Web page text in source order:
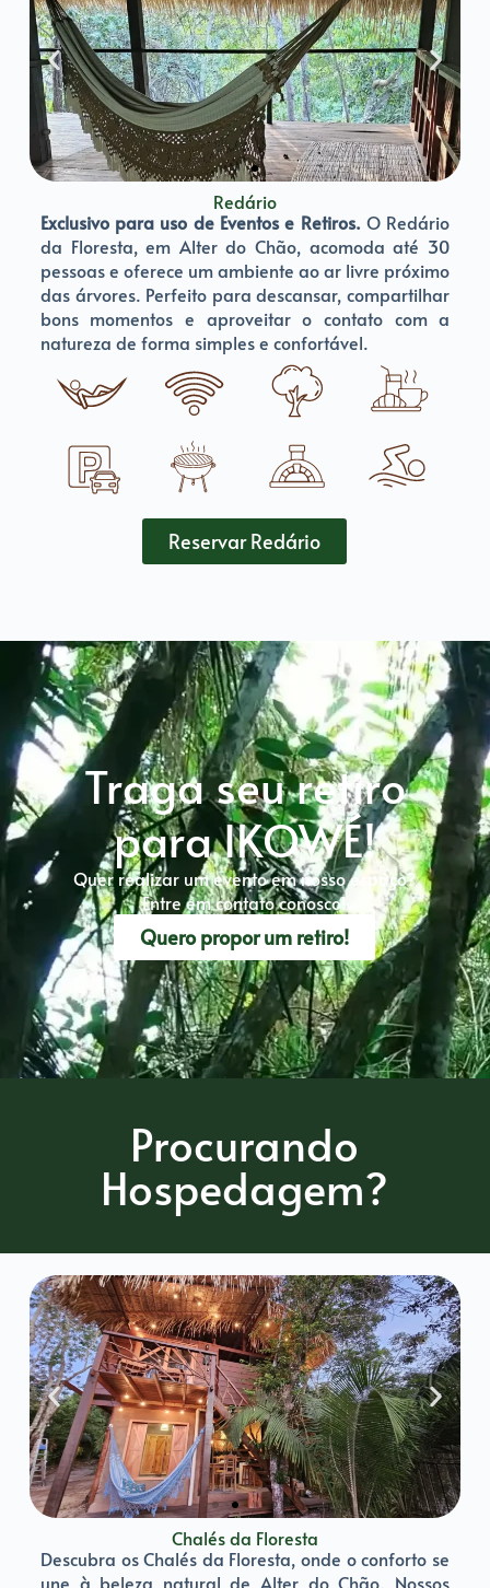
Redário
Exclusivo para uso de Eventos e Retiros. O Redário
da Floresta, em Alter do Chão, acomoda até 30
pessoas e oferece um ambiente ao ar livre próximo
das árvores. Perfeito para descansar, compartilhar
bons momentos e aproveitar o contato com a
natureza de forma simples e confortável.
Reservar Redário
Traga seu retiro
para IKOWÉ!
Quer realizar um evento em nosso espaço?
Entre em contato conosco!
Quero propor um retiro!
Procurando
Hospedagem?
Chalés da Floresta
Descubra os Chalés da Floresta, onde o conforto se
une à beleza natural de Alter do Chão. Nossos